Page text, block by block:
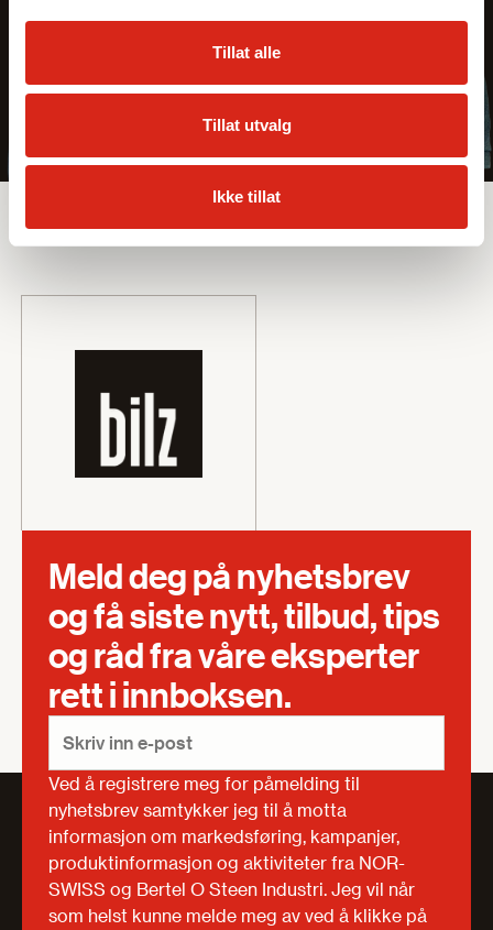
Tillat alle
Tillat utvalg
Ikke tillat
Leverandører
Meld deg på nyhetsbrev
og få siste nytt, tilbud, tips
og råd fra våre eksperter
rett i innboksen.
Ved å registrere meg for påmelding til
nyhetsbrev samtykker jeg til å motta
informasjon om markedsføring, kampanjer,
produktinformasjon og aktiviteter fra NOR-
SWISS og Bertel O Steen Industri. Jeg vil når
som helst kunne melde meg av ved å klikke på